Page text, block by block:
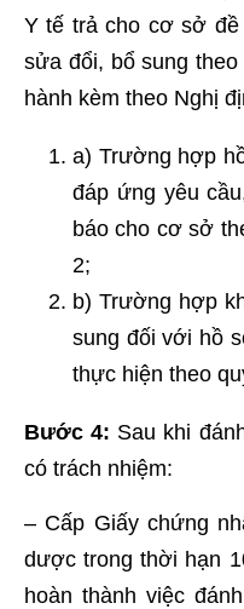
Y tế trả cho cơ sở
sửa đổi, bổ sung
hành kèm theo Nghị
a) Trường hợp
đáp ứng yêu
báo cho cơ sở
2;
b) Trường hợp
sung đối với hồ
thực hiện theo
Bước 4: Sau khi
có trách nhiệm:
– Cấp Giấy chứng
dược trong thời hạn
hoàn thành việc